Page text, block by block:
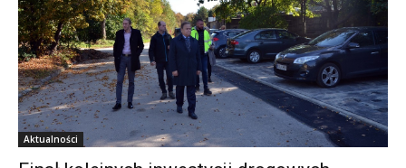
Aktualności